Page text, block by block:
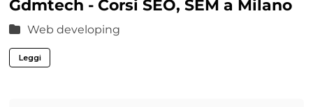
Gdmtech - Corsi SEO, SEM a Milano
Web developing
Leggi